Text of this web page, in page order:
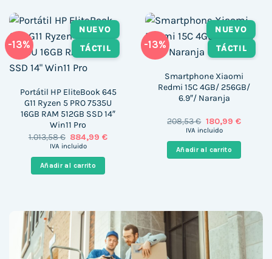
-13%
NUEVO
TÁCTIL
Portátil HP EliteBook 645
G11 Ryzen 5 PRO 7535U
16GB RAM 512GB SSD 14″
Win11 Pro
1.013,58€ El
precio
era:
1.013,58 €.
884,99€El
IVA incluido
Añadir al carrito
-13%
NUEVO
TÁCTIL
Smartphone Xiaomi
Redmi 15C 4GB/ 256GB/
6.9″/ Naranja
208,53€ El
precio
era:
208,53 €.
180,99 €El
es:
180,99
IVA incluido
Añadir al carrito